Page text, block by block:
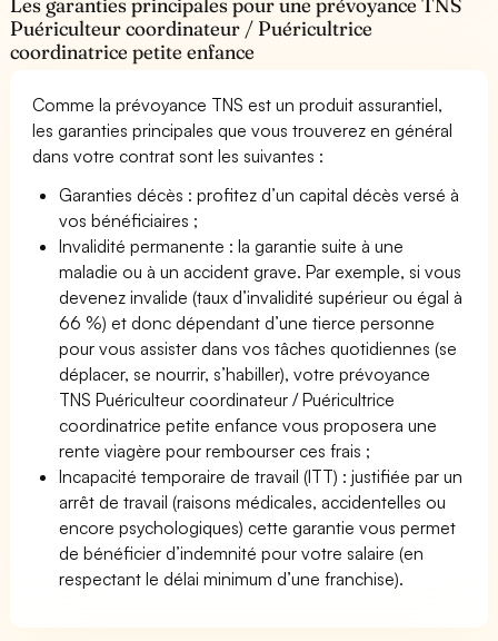
Puériculteur coordinateur / Puéricultrice
coordinatrice petite enfance
Comme la prévoyance TNS est un produit assurantiel,
les garanties principales que vous trouverez en général
dans votre contrat sont les suivantes :
Garanties décès : profitez d’un capital décès versé à
vos bénéficiaires ;
Invalidité permanente : la garantie suite à une
maladie ou à un accident grave. Par exemple, si vous
devenez invalide (taux d’invalidité supérieur ou égal à
66 %) et donc dépendant d’une tierce personne
pour vous assister dans vos tâches quotidiennes (se
déplacer, se nourrir, s’habiller), votre prévoyance
TNS Puériculteur coordinateur / Puéricultrice
coordinatrice petite enfance vous proposera une
rente viagère pour rembourser ces frais ;
Incapacité temporaire de travail (ITT) : justifiée par un
arrêt de travail (raisons médicales, accidentelles ou
encore psychologiques) cette garantie vous permet
de bénéficier d’indemnité pour votre salaire (en
respectant le délai minimum d’une franchise).